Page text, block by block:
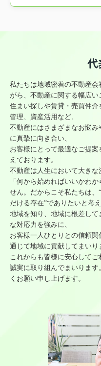
代
私たちは地域密着の不動産
がら、不動産に関する幅広い
住まい探しや賃貸・売買仲介
管理、資産活用など、
不動産にはさまざまなお悩
に真摯に向き合い、
お客様にとって最適なご提
えております。
不動産は人生において大きな
「何から始めればいいかわ
せん。だからこそ私たちは、
だける存在”でありたいと考え
地域を知り、地域に根差し
な対応力を強みに、
お客様一人ひとりとの信頼
通じて地域に貢献してまいり
これからも皆様に安心してご
誠実に取り組んでまいりま
くお願い申し上げます。